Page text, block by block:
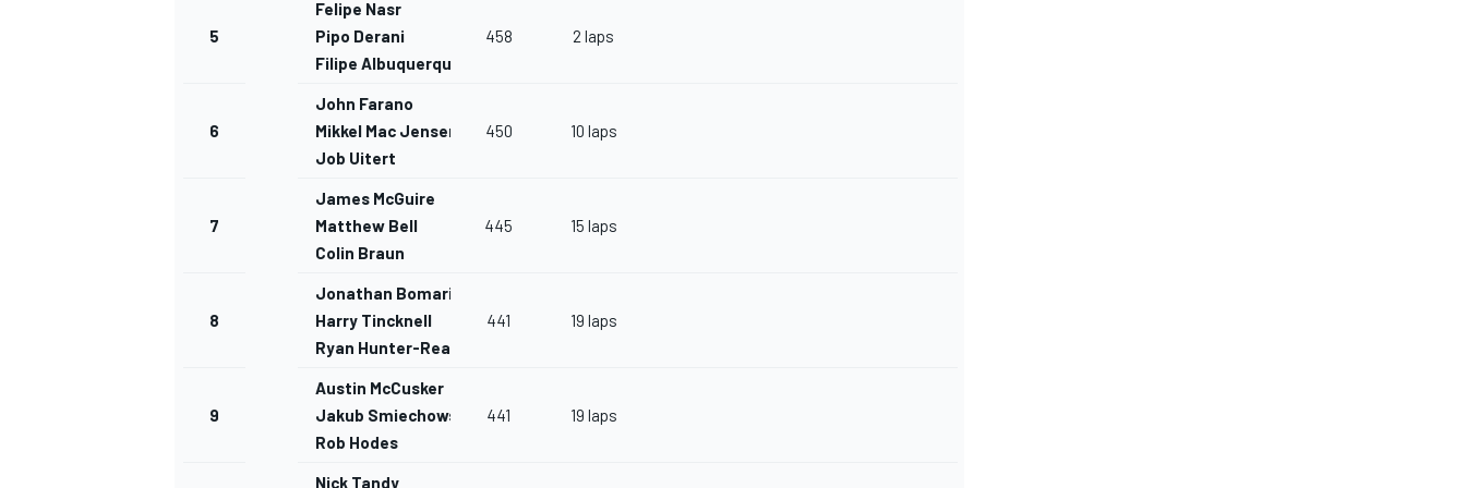
5
Felipe Nasr
Pipo Derani
Filipe Albuquerque
458 2 laps
6
John Farano
Mikkel Mac Jensen
Job Uitert
450 10 laps
7
James McGuire
Matthew Bell
Colin Braun
445 15 laps
8
Jonathan Bomarito
Harry Tincknell
Ryan Hunter-Reay
441 19 laps
9
Austin McCusker
Jakub Smiechowski
Rob Hodes
441 19 laps
Nick Tandy